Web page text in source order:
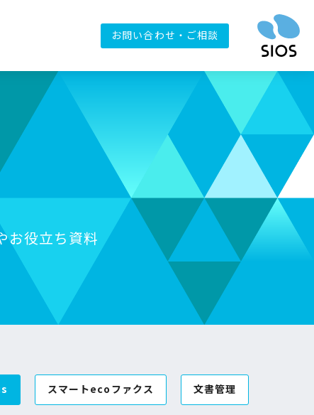
お問い合わせ・ご相談
お役立ち資料
スマートecoファクス 文書管理